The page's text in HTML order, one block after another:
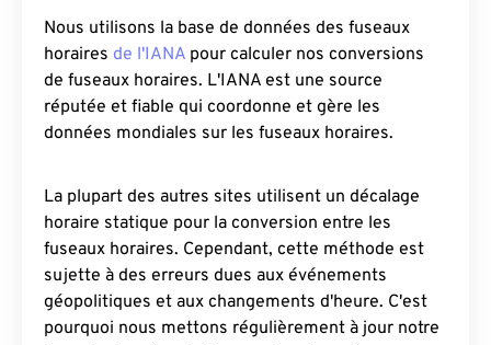
Nous utilisons la base de données des fuseaux
horaires de l'IANA pour calculer nos conversions
de fuseaux horaires. L'IANA est une source
réputée et fiable qui coordonne et gère les
données mondiales sur les fuseaux horaires.
La plupart des autres sites utilisent un décalage
horaire statique pour la conversion entre les
fuseaux horaires. Cependant, cette méthode est
sujette à des erreurs dues aux événements
géopolitiques et aux changements d'heure. C'est
pourquoi nous mettons régulièrement à jour notre